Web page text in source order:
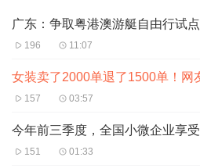
广东：争取粤港澳游艇自由行试点
196 11:07
157 03:57
151 01:33